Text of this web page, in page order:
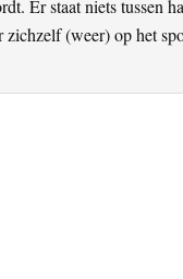
Er staat niets tussen
(weer) op het